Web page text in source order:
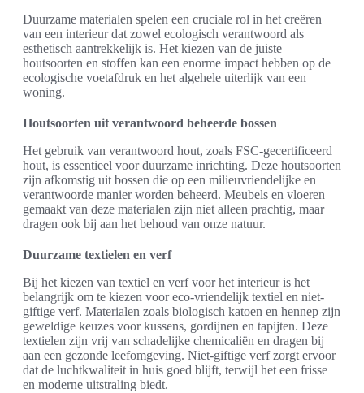
Duurzame materialen spelen een cruciale rol in het creëren
van een interieur dat zowel ecologisch verantwoord als
esthetisch aantrekkelijk is. Het kiezen van de juiste
houtsoorten en stoffen kan een enorme impact hebben op de
ecologische voetafdruk en het algehele uiterlijk van een
woning.
Houtsoorten uit verantwoord beheerde bossen
Het gebruik van verantwoord hout, zoals FSC-gecertificeerd
hout, is essentieel voor duurzame inrichting. Deze houtsoorten
zijn afkomstig uit bossen die op een milieuvriendelijke en
verantwoorde manier worden beheerd. Meubels en vloeren
gemaakt van deze materialen zijn niet alleen prachtig, maar
dragen ook bij aan het behoud van onze natuur.
Duurzame textielen en verf
Bij het kiezen van textiel en verf voor het interieur is het
belangrijk om te kiezen voor eco-vriendelijk textiel en niet-
giftige verf. Materialen zoals biologisch katoen en hennep zijn
geweldige keuzes voor kussens, gordijnen en tapijten. Deze
textielen zijn vrij van schadelijke chemicaliën en dragen bij
aan een gezonde leefomgeving. Niet-giftige verf zorgt ervoor
dat de luchtkwaliteit in huis goed blijft, terwijl het een frisse
en moderne uitstraling biedt.